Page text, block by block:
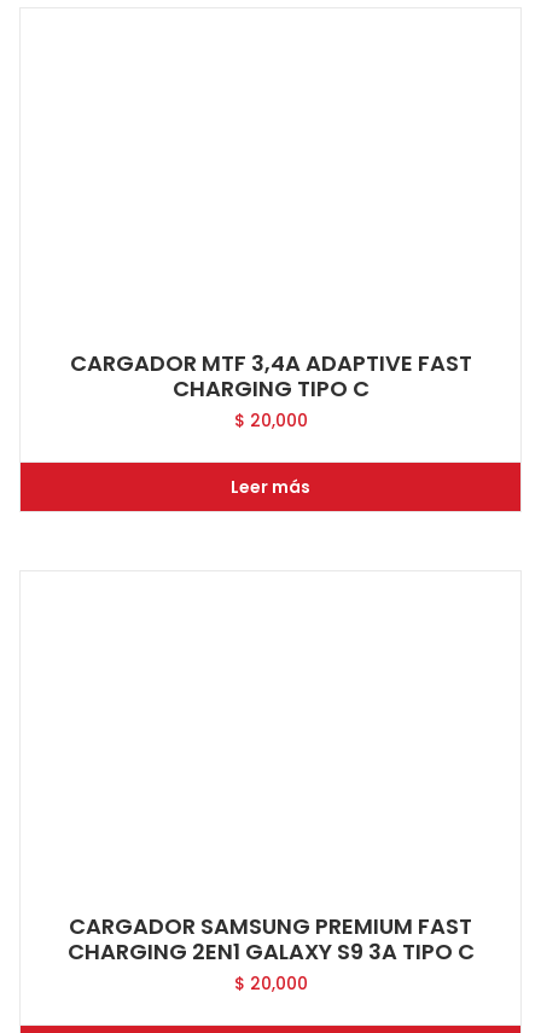
CARGADOR MTF 3,4A ADAPTIVE FAST
CHARGING TIPO C
$ 20,000
Leer más
CARGADOR SAMSUNG PREMIUM FAST
CHARGING 2EN1 GALAXY S9 3A TIPO C
$ 20,000